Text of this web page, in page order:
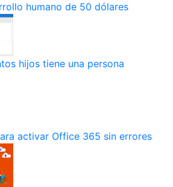
humano de 50 dólares
hijos tiene una persona
activar Office 365 sin errores